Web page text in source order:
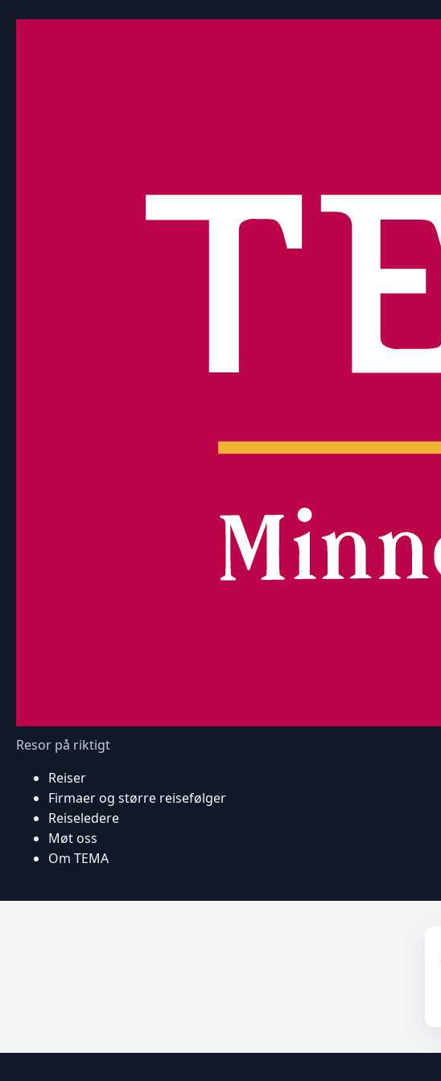
Resor på riktigt
Reiser
Firmaer og større reisefølger
Reiseledere
Møt oss
Om TEMA